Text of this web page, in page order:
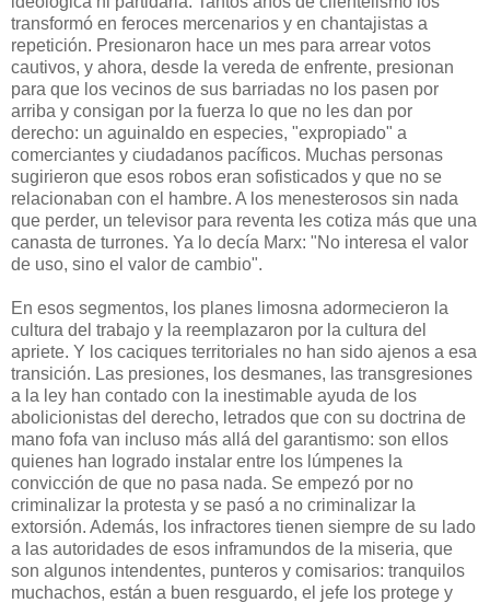
transformó en feroces mercenarios y en chantajistas a
repetición. Presionaron hace un mes para arrear votos
cautivos, y ahora, desde la vereda de enfrente, presionan
para que los vecinos de sus barriadas no los pasen por
arriba y consigan por la fuerza lo que no les dan por
derecho: un aguinaldo en especies, "expropiado" a
comerciantes y ciudadanos pacíficos. Muchas personas
sugirieron que esos robos eran sofisticados y que no se
relacionaban con el hambre. A los menesterosos sin nada
que perder, un televisor para reventa les cotiza más que una
canasta de turrones. Ya lo decía Marx: "No interesa el valor
de uso, sino el valor de cambio".
En esos segmentos, los planes limosna adormecieron la
cultura del trabajo y la reemplazaron por la cultura del
apriete. Y los caciques territoriales no han sido ajenos a esa
transición. Las presiones, los desmanes, las transgresiones
a la ley han contado con la inestimable ayuda de los
abolicionistas del derecho, letrados que con su doctrina de
mano fofa van incluso más allá del garantismo: son ellos
quienes han logrado instalar entre los lúmpenes la
convicción de que no pasa nada. Se empezó por no
criminalizar la protesta y se pasó a no criminalizar la
extorsión. Además, los infractores tienen siempre de su lado
a las autoridades de esos inframundos de la miseria, que
son algunos intendentes, punteros y comisarios: tranquilos
muchachos, están a buen resguardo, el jefe los protege y